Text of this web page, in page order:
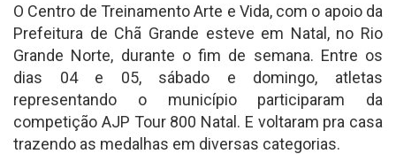
O Centro de Treinamento Arte e Vida, com o apoio da
Prefeitura de Chã Grande esteve em Natal, no Rio
Grande Norte, durante o fim de semana. Entre os
dias 04 e 05, sábado e domingo, atletas
representando o município participaram da
competição AJP Tour 800 Natal. E voltaram pra casa
trazendo as medalhas em diversas categorias.